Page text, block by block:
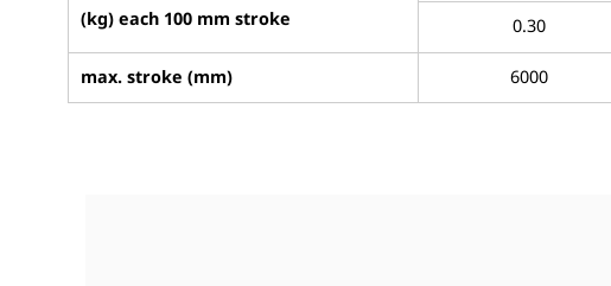
(kg) each 100 mm stroke
0.30
max. stroke (mm) 6000